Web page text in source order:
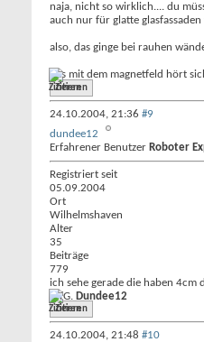
naja, nicht so wirklich.... du
auch nur für glatte
also, das ginge bei rauhen
das mit dem magnetfeld hört
Zitieren
24.10.2004, 21:36 #9
dundee12
Erfahrener Benutzer Roboter
Registriert seit
05.09.2004
Ort
Wilhelmshaven
Alter
35
Beiträge
779
ich sehe gerade die haben 4cm
MfG. Dundee12
Zitieren
24.10.2004, 21:48 #10